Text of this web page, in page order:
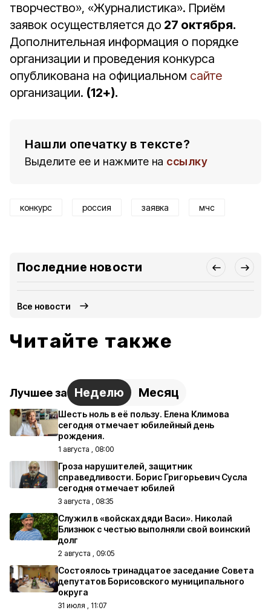
творчество», «Журналистика». Приём
заявок осуществляется до 27 октября.
Дополнительная информация о порядке
организации и проведения конкурса
опубликована на официальном сайте
организации. (12+).
Нашли опечатку в тексте?
Выделите ее и нажмите на ссылку
конкурс россия заявка мчс
Последние новости
Все новости
Читайте также
Лучшее за Неделю Месяц
Шесть ноль в её пользу. Елена Климова
сегодня отмечает юбилейный день
рождения.
1 августа , 08:00
Гроза нарушителей, защитник
справедливости. Борис Григорьевич Сусла
сегодня отмечает юбилей
3 августа , 08:35
Служил в «войсках дяди Васи». Николай
Близнюк с честью выполняли свой воинский
долг
2 августа , 09:05
Состоялось тринадцатое заседание Совета
депутатов Борисовского муниципального
округа
31 июля , 11:07